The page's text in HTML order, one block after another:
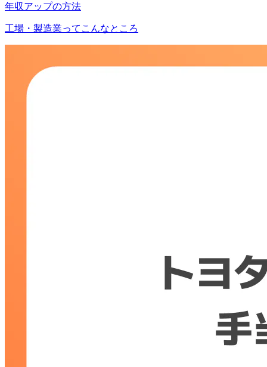
年収アップの方法
工場・製造業ってこんなところ